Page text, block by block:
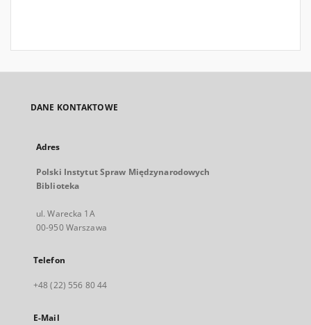
DANE KONTAKTOWE
Adres
Polski Instytut Spraw Międzynarodowych
Biblioteka
ul. Warecka 1A
00-950 Warszawa
Telefon
+48 (22) 556 80 44
E-Mail